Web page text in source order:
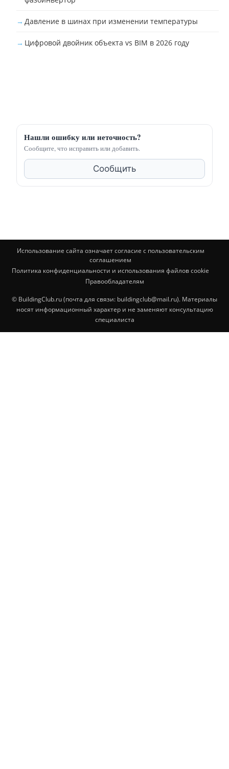
Давление в шинах при изменении температуры
Цифровой двойник объекта vs BIM в 2026 году
Нашли ошибку или неточность?
Сообщите, что исправить или добавить.
Сообщить
Использование сайта означает согласие с пользовательским
соглашением
Политика конфиденциальности и использования файлов cookie
Правообладателям
© BuildingClub.ru (почта для связи: buildingclub@mail.ru). Материалы
носят информационный характер и не заменяют консультацию
специалиста